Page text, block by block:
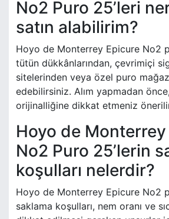
No2 Puro 25’leri
satın alabilirim?
Hoyo de Monterrey Epicure No2
tütün dükkânlarından, çevrimiçi
sitelerinden veya özel puro
edebilirsiniz. Alım yapmadan
orijinalliğine dikkat etmeniz
Hoyo de
No2 Puro 25’lerin
koşulları nelerdir?
Hoyo de Monterrey Epicure No2
saklama koşulları, nem oranı ve